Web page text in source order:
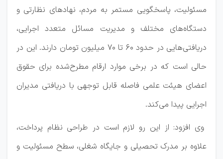
مسئولیت، پاسخگویی مستمر به مردم، نهادهای نظارتی و
دستگاه‌های مختلف و مدیریت مسائل متعدد اجرایی،
دریافتی‌هایی در حدود ۶۰ تا ۷۰ میلیون تومان دارند. این در
حالی است که در برخی موارد ارقام مطرح‌شده برای حقوق
اعضای هیئت علمی فاصله قابل توجهی با دریافتی مدیران
اجرایی پیدا می‌کند.
وی افزود: از این رو لازم است در طراحی نظام پرداخت،
علاوه بر مدرک تحصیلی و جایگاه شغلی، سطح مسئولیت و